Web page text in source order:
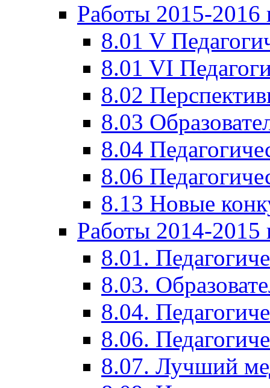
Работы 2015-2016
8.01 V
8.01 VI
8.02
8.03
8.04
8.06
8.13 Новые
Работы 2014-2015
8.01.
8.03.
8.04.
8.06.
8.07. Лучший